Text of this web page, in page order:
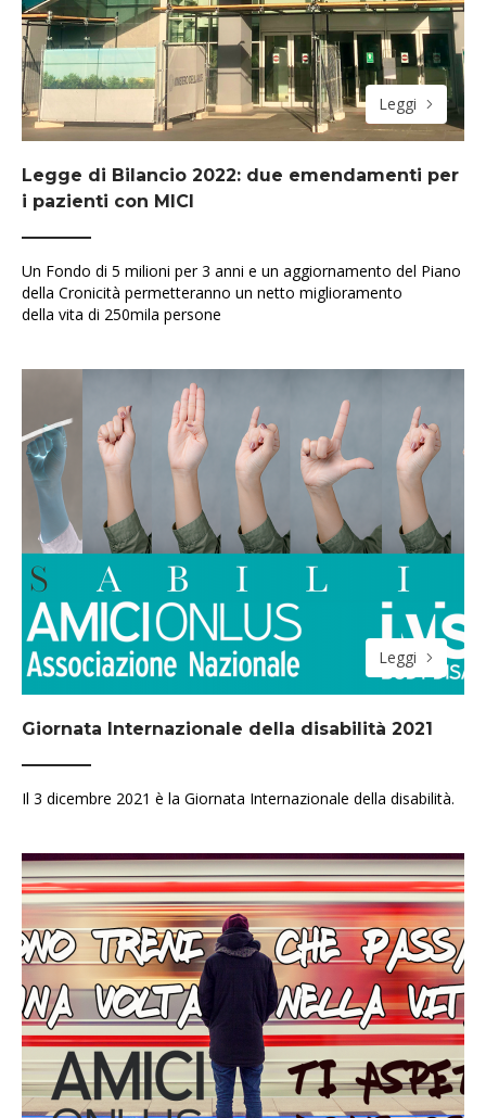
Leggi
Legge di Bilancio 2022: due emendamenti per
i pazienti con MICI
Un Fondo di 5 milioni per 3 anni e un aggiornamento del Piano
della Cronicità permetteranno un netto miglioramento
della vita di 250mila persone
Leggi
Giornata Internazionale della disabilità 2021
Il 3 dicembre 2021 è la Giornata Internazionale della disabilità.